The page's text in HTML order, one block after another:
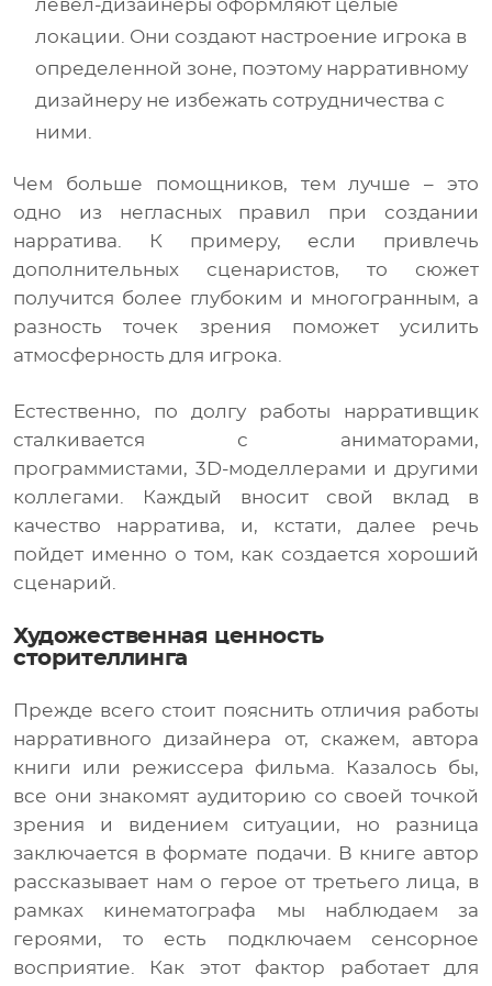
левел-дизайнеры оформляют целые
локации. Они создают настроение игрока в
определенной зоне, поэтому нарративному
дизайнеру не избежать сотрудничества с
ними.
Чем больше помощников, тем лучше – это
одно из негласных правил при создании
нарратива. К примеру, если привлечь
дополнительных сценаристов, то сюжет
получится более глубоким и многогранным, а
разность точек зрения поможет усилить
атмосферность для игрока.
Естественно, по долгу работы нарративщик
сталкивается с аниматорами,
программистами, 3D-моделлерами и другими
коллегами. Каждый вносит свой вклад в
качество нарратива, и, кстати, далее речь
пойдет именно о том, как создается хороший
сценарий.
Художественная ценность
сторителлинга
Прежде всего стоит пояснить отличия работы
нарративного дизайнера от, скажем, автора
книги или режиссера фильма. Казалось бы,
все они знакомят аудиторию со своей точкой
зрения и видением ситуации, но разница
заключается в формате подачи. В книге автор
рассказывает нам о герое от третьего лица, в
рамках кинематографа мы наблюдаем за
героями, то есть подключаем сенсорное
восприятие. Как этот фактор работает для